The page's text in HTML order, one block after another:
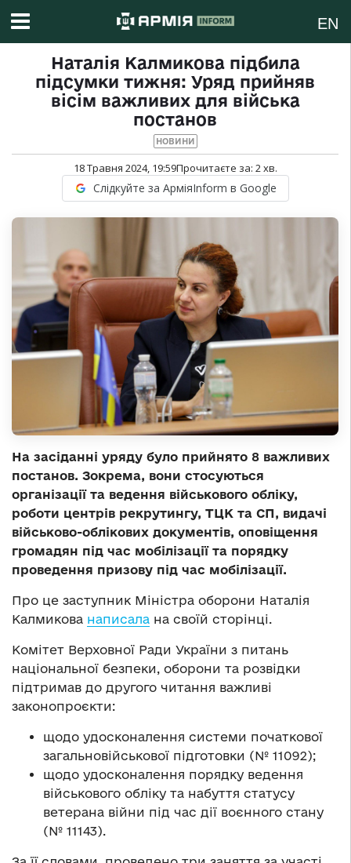
EN
Наталія Калмикова підбила
підсумки тижня: Уряд прийняв
вісім важливих для війська
постанов
НОВИНИ
18 Травня 2024, 19:59Прочитаєте за: 2хв.
Слідкуйте за АрміяInform в Google
На засіданні уряду було прийнято 8 важливих
постанов. Зокрема, вони стосуються
організації та ведення військового обліку,
роботи центрів рекрутингу, ТЦК та СП, видачі
військово-облікових документів, оповіщення
громадян під час мобілізації та порядку
проведення призову під час мобілізації.
Про це заступник Міністра оборони Наталія
Калмикова написала на своїй сторінці.
Комітет Верховної Ради України з питань
національної безпеки, оборони та розвідки
підтримав до другого читання важливі
законопроєкти:
щодо удосконалення системи початкової
загальновійськової підготовки (№ 11092);
щодо удосконалення порядку ведення
військового обліку та набуття статусу
ветерана війни під час дії воєнного стану
(№ 11143).